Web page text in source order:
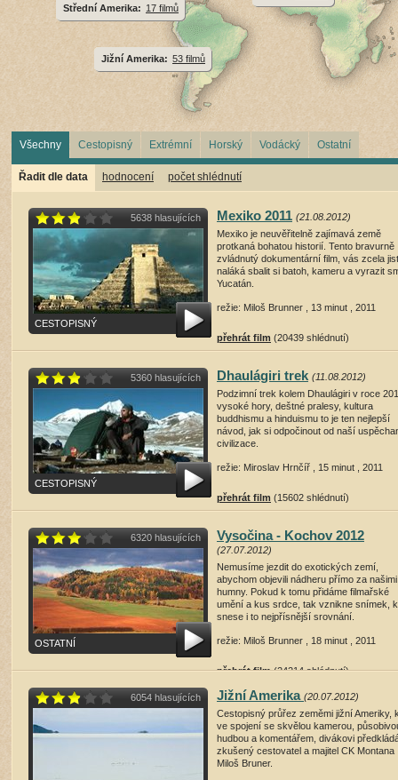
Jižní Amerika: 53 filmů
Střední Amerika: 17 filmů
Všechny Cestopisný Extrémní Horský Vodácký Ostatní
Řadit dle data hodnocení počet shlédnutí
5638 hlasujících
CESTOPISNÝ
Mexiko 2011 (21.08.2012)
Mexiko je neuvěřitelně zajímavá země
protkaná bohatou historií. Tento bravurně
zvládnutý dokumentární film, vás zcela
naláká sbalit si batoh, kameru a vyrazit
Yucatán.
režie: Miloš Brunner , 13 minut , 2011
přehrát film (20439 shlédnutí)
5360 hlasujících
CESTOPISNÝ
Dhaulágiri trek (11.08.2012)
Podzimní trek kolem Dhaulágiri v roce
vysoké hory, deštné pralesy, kultura
buddhismu a hinduismu to je ten nejlepší
návod, jak si odpočinout od naší
civilizace.
režie: Miroslav Hrnčíř , 15 minut , 2011
přehrát film (15602 shlédnutí)
6320 hlasujících
OSTATNÍ
Vysočina - Kochov 2012
(27.07.2012)
Nemusíme jezdit do exotických zemí,
abychom objevili nádheru přímo za našimi
humny. Pokud k tomu přidáme filmařské
umění a kus srdce, tak vznikne snímek,
snese i to nejpřísnější srovnání.
režie: Miloš Brunner , 18 minut , 2011
přehrát film (24214 shlédnutí)
6054 hlasujících Jižní Amerika (20.07.2012)
Cestopisný průřez zeměmi jižní Ameriky,
ve spojení se skvělou kamerou,
hudbou a komentářem, divákovi
zkušený cestovatel a majitel CK Montana
Miloš Bruner.